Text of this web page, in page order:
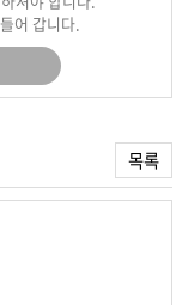
어 갑니다.
목록